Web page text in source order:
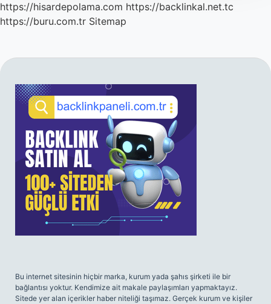
https://hisardepolama.com https://backlinkal.net.tc
https://buru.com.tr Sitemap
SIDEBAR
Bu internet sitesinin hiçbir marka, kurum yada şahıs şirketi ile bir
bağlantısı yoktur. Kendimize ait makale paylaşımları yapmaktayız.
Sitede yer alan içerikler haber niteliği taşımaz. Gerçek kurum ve kişiler